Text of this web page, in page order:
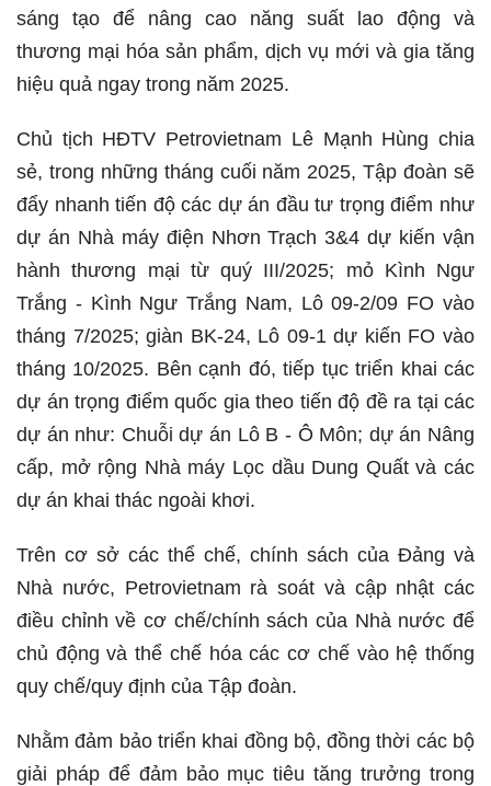
sáng tạo để nâng cao năng suất lao động và
thương mại hóa sản phẩm, dịch vụ mới và gia tăng
hiệu quả ngay trong năm 2025.
Chủ tịch HĐTV Petrovietnam Lê Mạnh Hùng chia
sẻ, trong những tháng cuối năm 2025, Tập đoàn sẽ
đẩy nhanh tiến độ các dự án đầu tư trọng điểm như
dự án Nhà máy điện Nhơn Trạch 3&4 dự kiến vận
hành thương mại từ quý III/2025; mỏ Kình Ngư
Trắng - Kình Ngư Trắng Nam, Lô 09-2/09 FO vào
tháng 7/2025; giàn BK-24, Lô 09-1 dự kiến FO vào
tháng 10/2025. Bên cạnh đó, tiếp tục triển khai các
dự án trọng điểm quốc gia theo tiến độ đề ra tại các
dự án như: Chuỗi dự án Lô B - Ô Môn; dự án Nâng
cấp, mở rộng Nhà máy Lọc dầu Dung Quất và các
dự án khai thác ngoài khơi.
Trên cơ sở các thể chế, chính sách của Đảng và
Nhà nước, Petrovietnam rà soát và cập nhật các
điều chỉnh về cơ chế/chính sách của Nhà nước để
chủ động và thể chế hóa các cơ chế vào hệ thống
quy chế/quy định của Tập đoàn.
Nhằm đảm bảo triển khai đồng bộ, đồng thời các bộ
giải pháp để đảm bảo mục tiêu tăng trưởng trong